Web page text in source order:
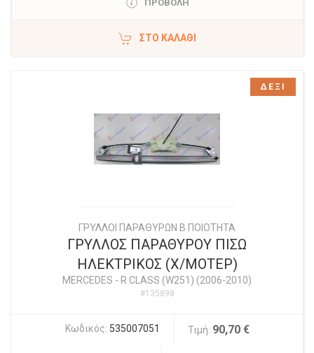
ΠΡΟΒΟΛΗ
ΣΤΟ ΚΑΛΆΘΙ
ΓΡΥΛΛΟΙ ΠΑΡΑΘΥΡΩΝ Β ΠΟΙΟΤΗΤΑ
ΓΡΥΛΛΟΣ ΠΑΡΑΘΥΡΟΥ ΠΙΣΩ
ΗΛΕΚΤΡΙΚΟΣ (Χ/ΜΟΤΕΡ)
MERCEDES - R CLASS (W251) (2006-2010)
#135898
Κωδικός: 535007051 Τιμή: 90,70 €
ΔΕΞΙ